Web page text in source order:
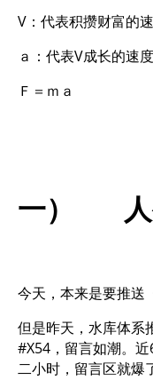
V：代表积攒财富的
ａ：代表V成长的速度
Ｆ＝ｍａ
一） 人
今天，本来是要推送
但是昨天，水库体系
#X54，留言如潮。
二小时，留言区就爆